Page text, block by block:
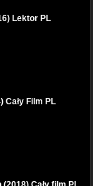
Lektor PL
Cały Film PL